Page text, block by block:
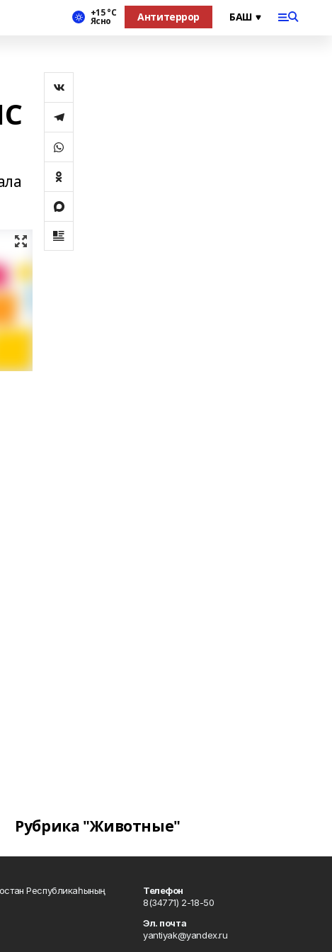
+15 °С
Ясно Антитеррор
Рубрика "Животные"
Республикаһының
Телефон
8(34771) 2-18-50
Эл. почта
yantiyak@yandex.ru